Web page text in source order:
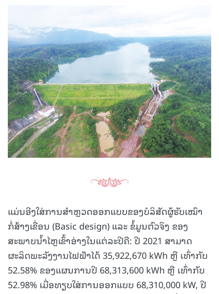
ແມ່ນອີງໃສ່ການສໍາຫຼວດອອກແບບຂອງບໍລິສັດຜູ້ຮັບເໝົາ
ກໍ່ສ້າງເຂື່ອນ (Basic design) ແລະ ຂໍ້ມູນຕົວຈິງ ຂອງ
ສະພາບນໍ້າໄຫຼເຂົ້າອ່າງໃນແຕ່ລະປີຄື: ປີ 2021 ສາມາດ
ຜະລິດພະລັງງານໄຟຟ້າໄດ້ 35,922,670 kWh ຫຼື ເທົ່າກັບ
52.58% ຂອງແຜນການປີ 68,313,600 kWh ຫຼື ເທົ່າກັບ
52.98% ເມື່ອທຽບໃສ່ການອອກແບບ 68,310,000 kW, ປີ